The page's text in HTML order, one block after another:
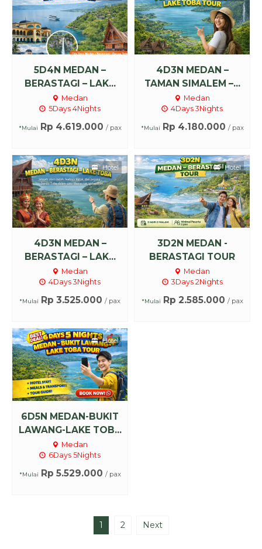
5D4N MEDAN –
BERASTAGI – LAK...
Medan
5Days 4Nights
*Mulai Rp 4.619.000 / pax
4D3N MEDAN –
TAMAN SIMALEM –...
Medan
4Days 3Nights
*Mulai Rp 4.180.000 / pax
4D3N MEDAN –
BERASTAGI – LAK...
Medan
4Days 3Nights
*Mulai Rp 3.525.000 / pax
Hotel
3D2N MEDAN -
BERASTAGI TOUR
Medan
3Days 2Nights
*Mulai Rp 2.585.000 / pax
Hotel
6D5N MEDAN-BUKIT
LAWANG-LAKE TOB...
Medan
6Days 5Nights
*Mulai Rp 5.529.000 / pax
Hotel
1 2 Next